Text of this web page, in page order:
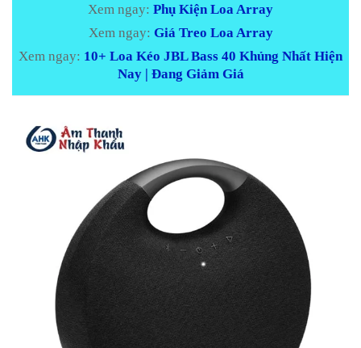
Xem ngay: Phụ Kiện Loa Array
Xem ngay: Giá Treo Loa Array
Xem ngay: 10+ Loa Kéo JBL Bass 40 Khủng Nhất Hiện
Nay | Đang Giảm Giá